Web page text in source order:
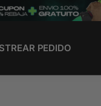
PEDIDO